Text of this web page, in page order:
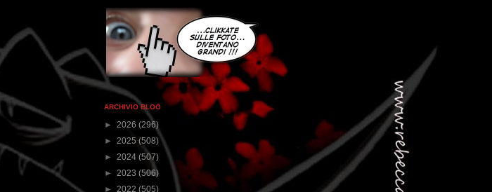
ARCHIVIO BLOG
► 2026 (296)
► 2025 (508)
► 2024 (507)
► 2023 (506)
► 2022 (505)